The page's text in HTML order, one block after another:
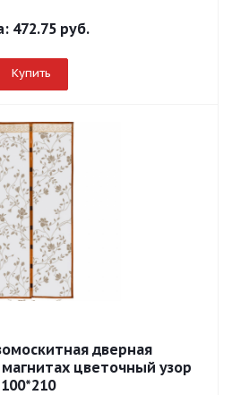
472.75 руб.
Купить
дверная
цветочный узор
100*210